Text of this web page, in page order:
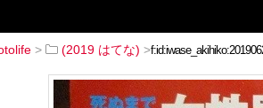
> (2019 はてな) >